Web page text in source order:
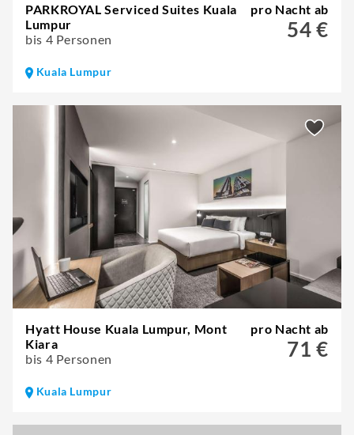
PARKROYAL Serviced Suites Kuala
Lumpur
bis 4 Personen
pro Nacht ab
54 €
Kuala Lumpur
Hyatt House Kuala Lumpur, Mont
Kiara
bis 4 Personen
pro Nacht ab
71 €
Kuala Lumpur